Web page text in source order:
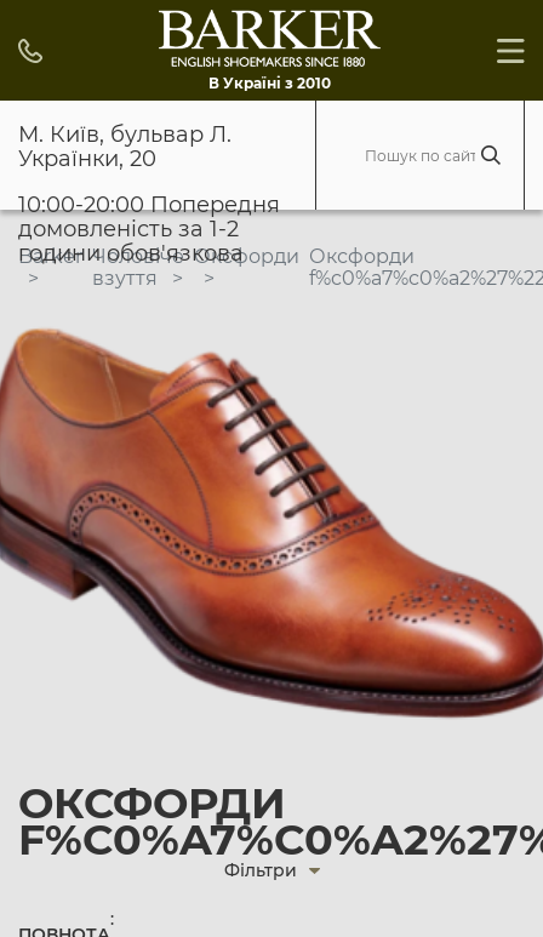
В Україні з 2010
М. Київ, бульвар Л.
Українки, 20
10:00-20:00 Попередня
домовленість за 1-2
години обов'язкова
Barker Чоловіче
взуття
Оксфорди Оксфорди
ОКСФОРДИ
Фільтри
: